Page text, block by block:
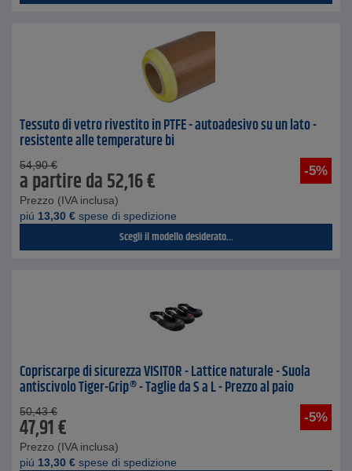
Tessuto di vetro rivestito in PTFE - autoadesivo su un lato -
resistente alle temperature bi
-5%
54,90 €
a partire da52,16€
Prezzo (IVA inclusa)
piú 13,30 € spese di spedizione
Scegli il modello desiderato...
Copriscarpe di sicurezza VISITOR - Lattice naturale - Suola
antiscivolo Tiger-Grip® - Taglie da S a L - Prezzo al paio
-5%
50,43 €
47,91€
Prezzo (IVA inclusa)
piú 13,30 € spese di spedizione